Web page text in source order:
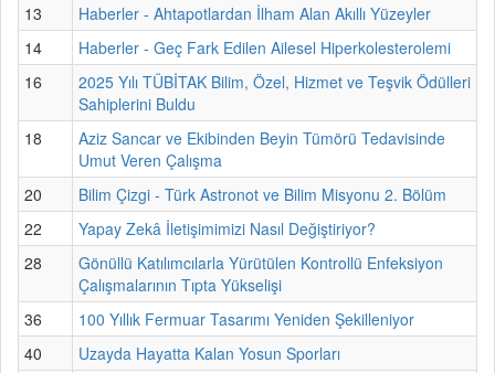
13
Haberler - Ahtapotlardan İlham Alan Akıllı Yüzeyler
14
Haberler - Geç Fark Edilen Ailesel Hiperkolesterolemi
16
2025 Yılı TÜBİTAK Bilim, Özel, Hizmet ve Teşvik Ödülleri
Sahiplerini Buldu
18
Aziz Sancar ve Ekibinden Beyin Tümörü Tedavisinde
Umut Veren Çalışma
20
Bilim Çizgi - Türk Astronot ve Bilim Misyonu 2. Bölüm
22
Yapay Zekâ İletişimimizi Nasıl Değiştiriyor?
28
Gönüllü Katılımcılarla Yürütülen Kontrollü Enfeksiyon
Çalışmalarının Tıpta Yükselişi
36
100 Yıllık Fermuar Tasarımı Yeniden Şekilleniyor
40
Uzayda Hayatta Kalan Yosun Sporları